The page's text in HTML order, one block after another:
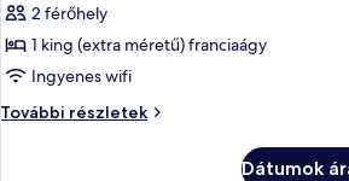
részletei
képének
megtekintése:
Szoba,
king
2 férőhely
1 king (extra méretű) franciaágy
Ingyenes wifi
További részletek
Szoba,
Dátumok